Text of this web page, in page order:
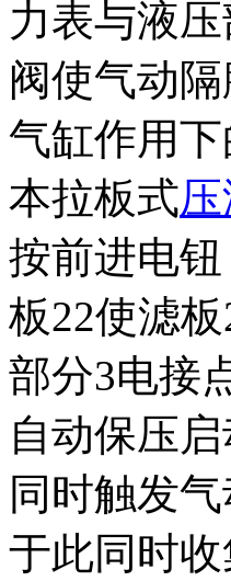
力表与液
阀使气动
气缸作用
本拉板式
按前进电
板22使滤
部分3电接
自动保压启
同时触发
于此同时